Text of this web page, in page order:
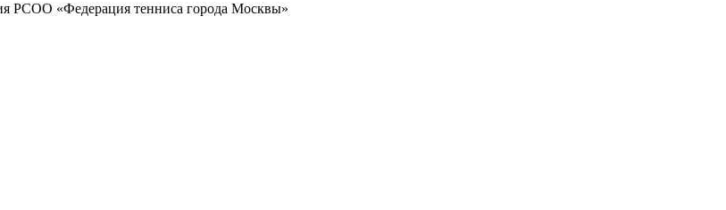
РСОО «Федерация тенниса города Москвы»